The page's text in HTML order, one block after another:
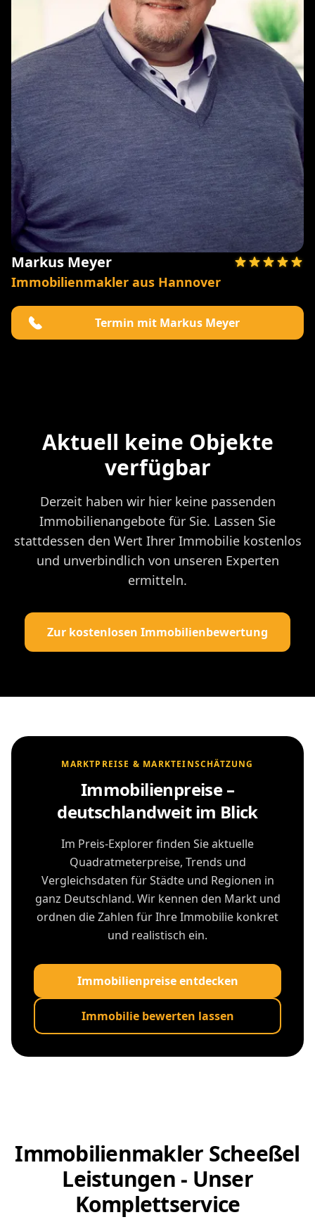
Markus Meyer
Immobilienmakler aus Hannover
Termin mit Markus Meyer
Aktuell keine Objekte
verfügbar
Derzeit haben wir hier keine passenden
Immobilienangebote für Sie. Lassen Sie
stattdessen den Wert Ihrer Immobilie kostenlos
und unverbindlich von unseren Experten
ermitteln.
Zur kostenlosen Immobilienbewertung
MARKTPREISE & MARKTEINSCHÄTZUNG
Immobilienpreise –
deutschlandweit im Blick
Im Preis-Explorer finden Sie aktuelle
Quadratmeterpreise, Trends und
Vergleichsdaten für Städte und Regionen in
ganz Deutschland. Wir kennen den Markt und
ordnen die Zahlen für Ihre Immobilie konkret
und realistisch ein.
Immobilienpreise entdecken
Immobilie bewerten lassen
Immobilienmakler Scheeßel
Leistungen - Unser
Komplettservice